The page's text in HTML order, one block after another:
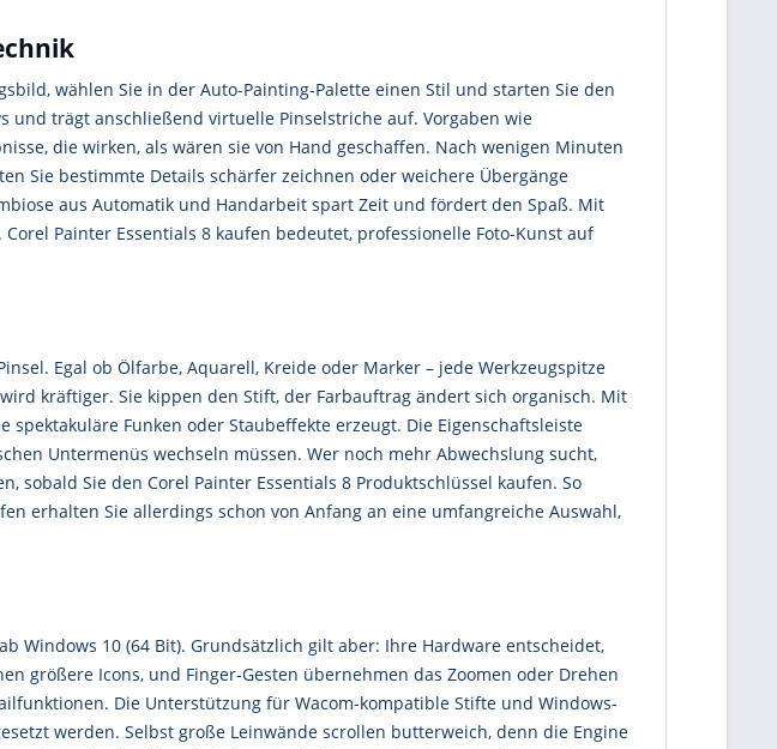
wählen Sie in der Auto-Painting-Palette einen Stil und starten Sie den
trägt anschließend virtuelle Pinselstriche auf. Vorgaben wie
die wirken, als wären sie von Hand geschaffen. Nach wenigen Minuten
Sie bestimmte Details schärfer zeichnen oder weichere Übergänge
aus Automatik und Handarbeit spart Zeit und fördert den Spaß. Mit
Painter Essentials 8 kaufen bedeutet, professionelle Foto-Kunst auf
Egal ob Ölfarbe, Aquarell, Kreide oder Marker – jede Werkzeugspitze
kräftiger. Sie kippen den Stift, der Farbauftrag ändert sich organisch. Mit
spektakuläre Funken oder Staubeffekte erzeugt. Die Eigenschaftsleiste
Untermenüs wechseln müssen. Wer noch mehr Abwechslung sucht,
sobald Sie den Corel Painter Essentials 8 Produktschlüssel kaufen. So
erhalten Sie allerdings schon von Anfang an eine umfangreiche Auswahl,
Windows 10 (64 Bit). Grundsätzlich gilt aber: Ihre Hardware entscheidet,
größere Icons, und Finger-Gesten übernehmen das Zoomen oder Drehen
Die Unterstützung für Wacom-kompatible Stifte und Windows-
werden. Selbst große Leinwände scrollen butterweich, denn die Engine